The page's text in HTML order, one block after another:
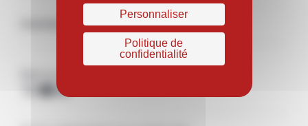
Personnaliser
Politique de
confidentialité
Youtube
Linkedin